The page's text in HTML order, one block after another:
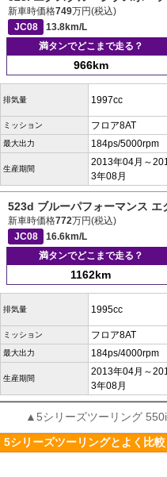
新車時価格749万円(税込)
JC08
13.8km/L
満タンでどこまで走る？
966km
排気量 1997cc
ミッション フロア8AT
最大出力 184ps/5000rpm
生産期間
2013年04月～
3年08月
523d ブルーパフォーマンス エ
新車時価格772万円(税込)
JC08
16.6km/L
満タンでどこまで走る？
1162km
排気量 1995cc
ミッション フロア8AT
最大出力 184ps/4000rpm
生産期間
2013年04月～
3年08月
▲5シリーズツーリング
5シリーズツーリングとよく比